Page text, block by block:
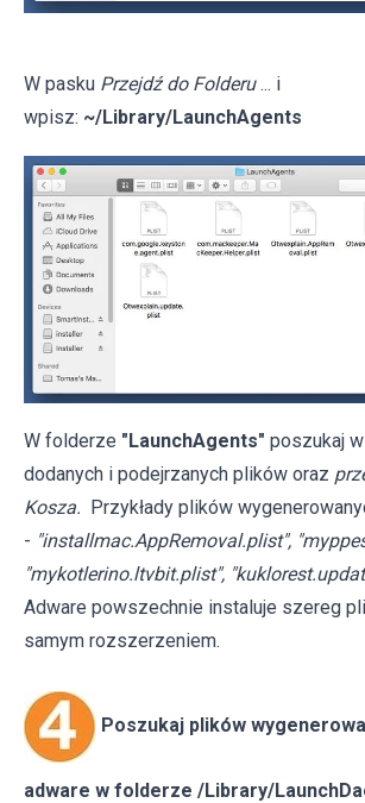
W pasku Przejdź do Folderu ... i
wpisz: ~/Library/LaunchAgents
W folderze "LaunchAgents" poszukaj
dodanych i podejrzanych plików oraz
Kosza. Przykłady plików
- "installmac.AppRemoval.plist",
"mykotlerino.ltvbit.plist",
Adware powszechnie instaluje szereg
samym rozszerzeniem.
Poszukaj plików
adware w folderze /Library/